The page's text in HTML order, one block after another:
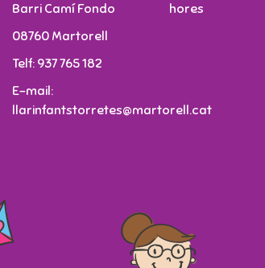
Barri Camí Fondo
08760 Martorell
Telf: 937 765 182
E-mail:
llarinfantstorretes@martorell.cat
hores